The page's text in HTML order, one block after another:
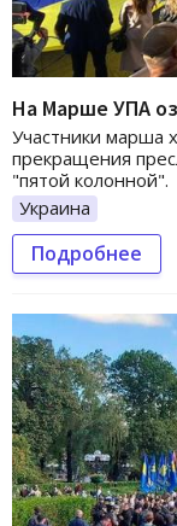
На Марше УПА
Участники марша
прекращения
"пятой колонной".
Украина
Подробнее